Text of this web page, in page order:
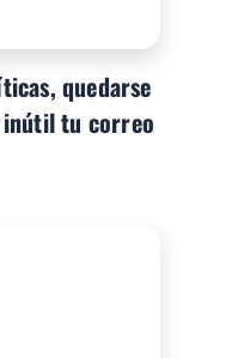
quedarse
inútil tu correo